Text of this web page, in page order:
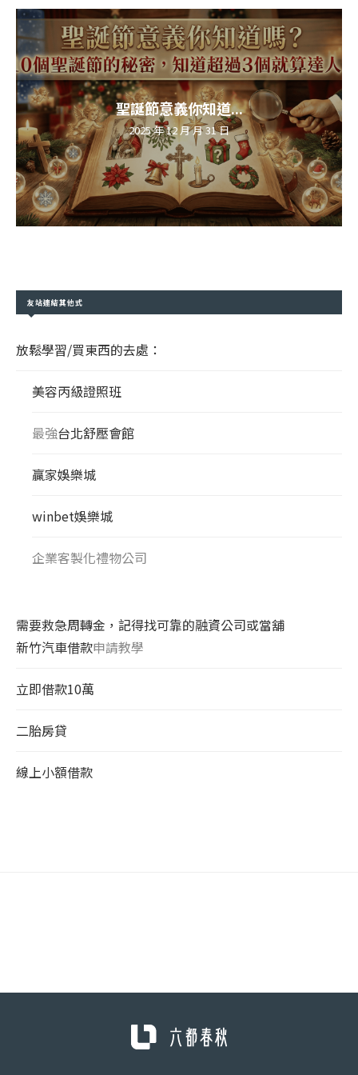
聖誕節意義你知道...
2025 年 12 月 月 31 日
友站連結其他式
放鬆學習/買東西的去處：
美容丙級證照班
最強台北舒壓會館
贏家娛樂城
winbet娛樂城
企業客製化禮物公司
需要救急周轉金，記得找可靠的融資公司或當舖
新竹汽車借款申請教學
立即借款10萬
二胎房貸
線上小額借款